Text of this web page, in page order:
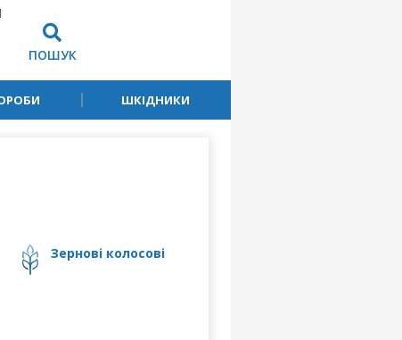
ПОШУК
ШКІДНИКИ
зернові колосові